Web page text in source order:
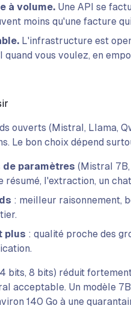
à volume. Une API se
moins qu'une facture
L'infrastructure est
vous voulez, en
ouverts (Mistral, Llama,
Le bon choix dépend
paramètres (Mistral
résumé, l'extraction, un
: meilleur raisonnement,
plus : qualité proche des
bits, 8 bits) réduit
acceptable. Un modèle
140 Go à une